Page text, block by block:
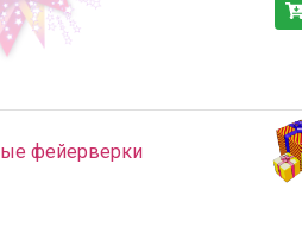
фейерверки